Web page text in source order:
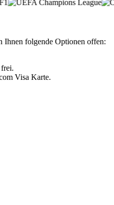
Ihnen folgende Optionen offen:
Visa Karte.